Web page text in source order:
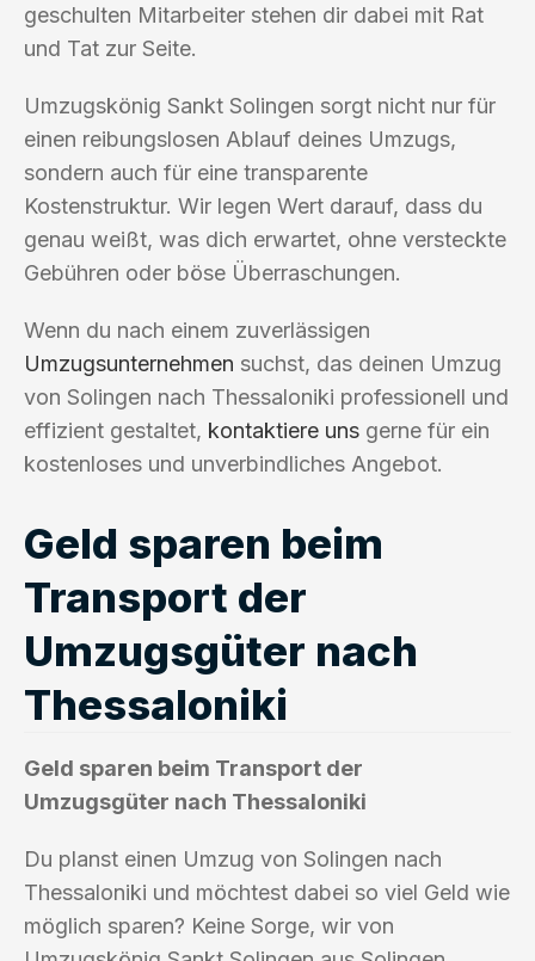
geschulten Mitarbeiter stehen dir dabei mit Rat
und Tat zur Seite.
Umzugskönig Sankt Solingen sorgt nicht nur für
einen reibungslosen Ablauf deines Umzugs,
sondern auch für eine transparente
Kostenstruktur. Wir legen Wert darauf, dass du
genau weißt, was dich erwartet, ohne versteckte
Gebühren oder böse Überraschungen.
Wenn du nach einem zuverlässigen
Umzugsunternehmen suchst, das deinen Umzug
von Solingen nach Thessaloniki professionell und
effizient gestaltet, kontaktiere uns gerne für ein
kostenloses und unverbindliches Angebot.
Geld sparen beim
Transport der
Umzugsgüter nach
Thessaloniki
Geld sparen beim Transport der
Umzugsgüter nach Thessaloniki
Du planst einen Umzug von Solingen nach
Thessaloniki und möchtest dabei so viel Geld wie
möglich sparen? Keine Sorge, wir von